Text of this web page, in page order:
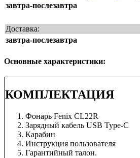
завтра-послезавтра
Доставка:
завтра-послезавтра
Основные характеристики:
КОМПЛЕКТАЦИЯ
Фонарь Fenix CL22R
Зарядный кабель USB Type-C
Карабин
Инструкция пользователя
Гарантийный талон.